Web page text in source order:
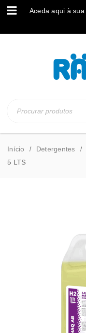
Aceda aqui à sua
Início / Detergentes /
5 LTS